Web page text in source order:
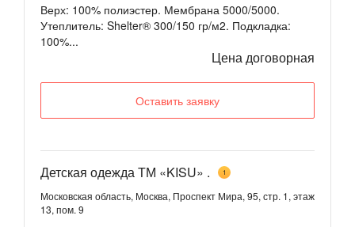
Верх: 100% полиэстер. Мембрана 5000/5000.
Утеплитель: Shelter® 300/150 гр/м2. Подкладка:
100%...
Цена договорная
Оставить заявку
Детская одежда ТМ «KISU» . 1
Московская область, Москва, Проспект Мира, 95, стр. 1, этаж
13, пом. 9